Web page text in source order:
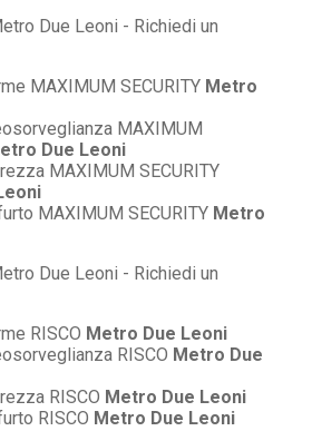
MAXIMUM SECURITY Metro
MAXIMUM
Due Leoni
MAXIMUM SECURITY
MAXIMUM SECURITY Metro
RISCO Metro Due Leoni
RISCO Metro Due
RISCO Metro Due Leoni
RISCO Metro Due Leoni